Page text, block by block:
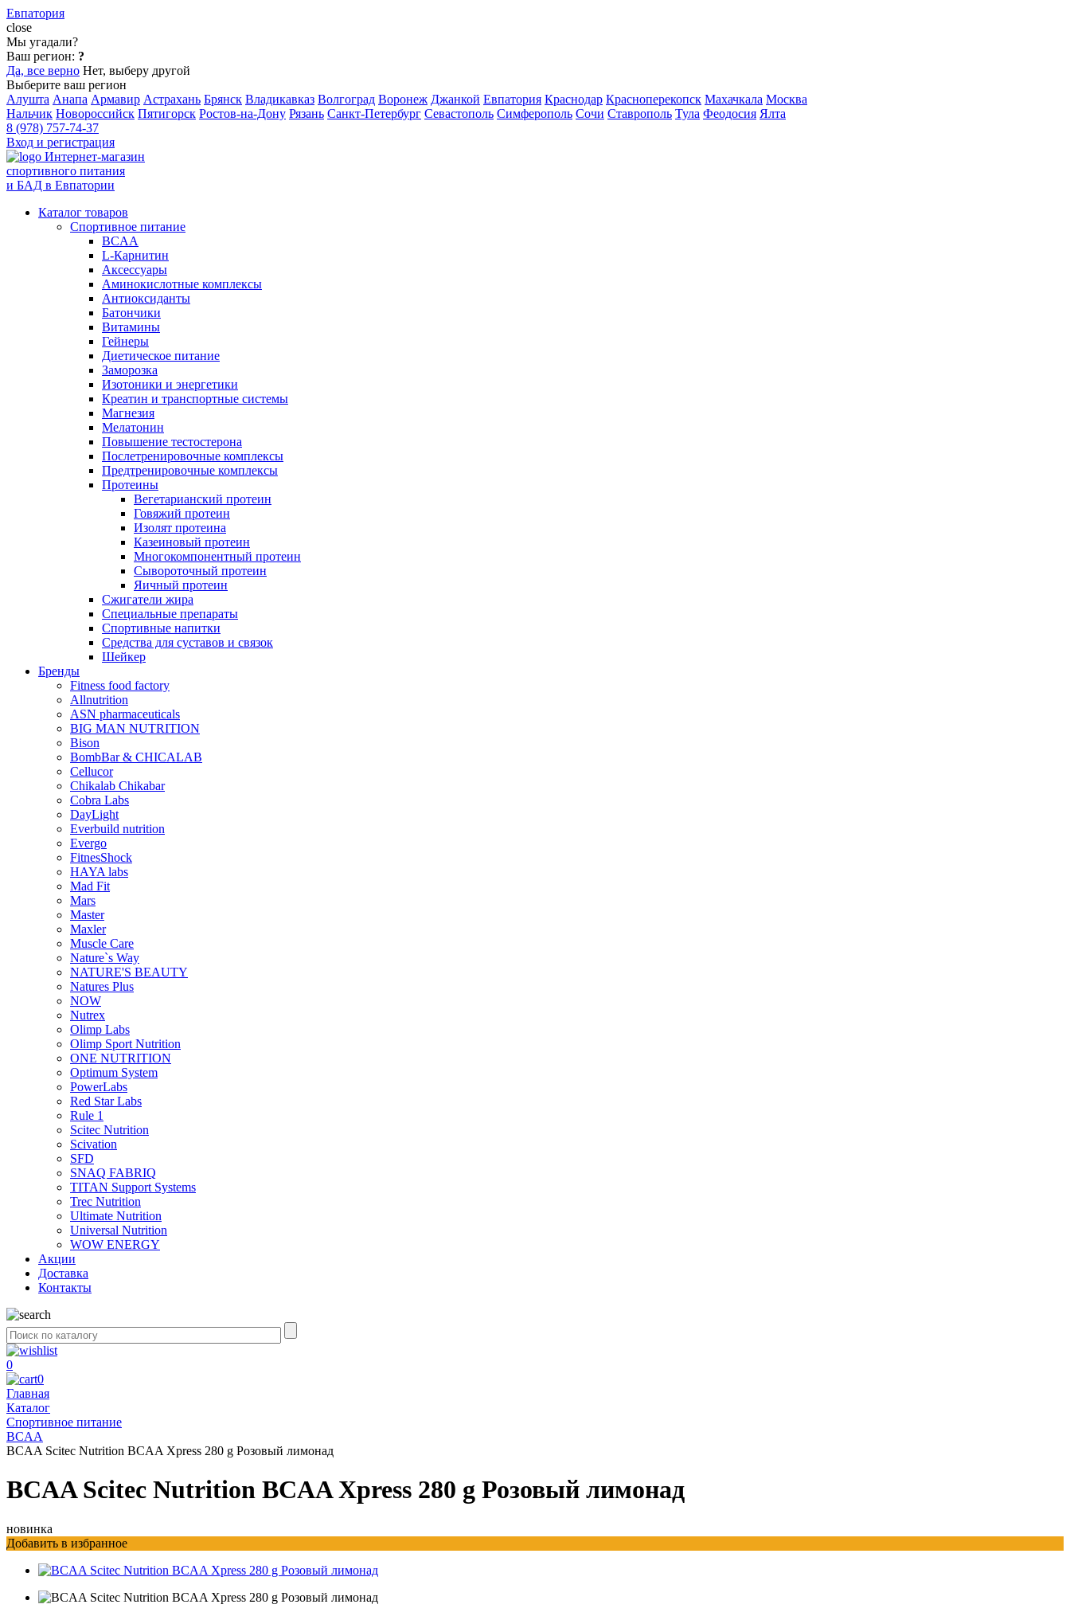
Евпатория
close
Мы угадали?
Ваш регион: ?
Да, все верно Нет, выберу другой
Выберите ваш регион
Алушта Анапа Армавир Астрахань Брянск Владикавказ Волгоград Воронеж Джанкой Евпатория Краснодар Красноперекопск Махачкала Москва
Нальчик Новороссийск Пятигорск Ростов-на-Дону Рязань Санкт-Петербург Севастополь Симферополь Сочи Ставрополь Тула Феодосия Ялта
8 (978) 757-74-37
Вход и регистрация
Интернет-магазин
спортивного питания
и БАД в Евпатории
Каталог товаров
Спортивное питание
BCAA
L-Карнитин
Аксессуары
Аминокислотные комплексы
Антиоксиданты
Батончики
Витамины
Гейнеры
Диетическое питание
Заморозка
Изотоники и энергетики
Креатин и транспортные системы
Магнезия
Мелатонин
Повышение тестостерона
Послетренировочные комплексы
Предтренировочные комплексы
Протеины
Вегетарианский протеин
Говяжий протеин
Изолят протеина
Казеиновый протеин
Многокомпонентный протеин
Сывороточный протеин
Яичный протеин
Сжигатели жира
Специальные препараты
Спортивные напитки
Средства для суставов и связок
Шейкер
Бренды
Fitness food factory
Allnutrition
ASN pharmaceuticals
BIG MAN NUTRITION
Bison
BombBar & CHICALAB
Cellucor
Chikalab Chikabar
Cobra Labs
DayLight
Everbuild nutrition
Evergo
FitnesShock
HAYA labs
Mad Fit
Mars
Master
Maxler
Muscle Care
Nature`s Way
NATURE'S BEAUTY
Natures Plus
NOW
Nutrex
Olimp Labs
Olimp Sport Nutrition
ONE NUTRITION
Optimum System
PowerLabs
Red Star Labs
Rule 1
Scitec Nutrition
Scivation
SFD
SNAQ FABRIQ
TITAN Support Systems
Trec Nutrition
Ultimate Nutrition
Universal Nutrition
WOW ENERGY
Акции
Доставка
Контакты
0
0
Главная
Каталог
Спортивное питание
BCAA
BCAA Scitec Nutrition BCAA Xpress 280 g Розовый лимонад
BCAA Scitec Nutrition BCAA Xpress 280 g Розовый лимонад
новинка
Добавить в избранное